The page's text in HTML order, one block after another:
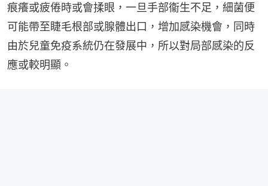
痕癢或疲倦時或會揉眼，一旦手部衞生不足，細菌便
可能帶至睫毛根部或腺體出口，增加感染機會，同時
由於兒童免疫系統仍在發展中，所以對局部感染的反
應或較明顯。